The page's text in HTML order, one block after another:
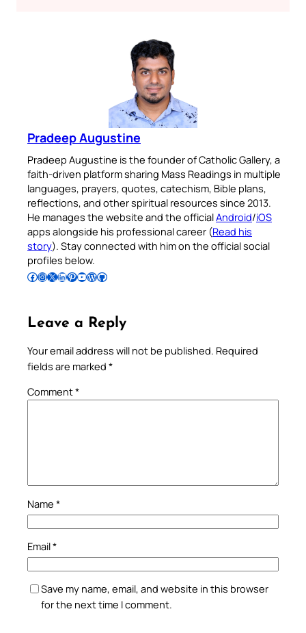
Pradeep Augustine
Pradeep Augustine is the founder of Catholic Gallery, a
faith-driven platform sharing Mass Readings in multiple
languages, prayers, quotes, catechism, Bible plans,
reflections, and other spiritual resources since 2013.
He manages the website and the officialAndroid/iOS
apps alongside his professional career (Read his
story). Stay connected with him on the official social
profiles below.
Follow Pradeep on Facebook Follow Pradeep on InstagramFollow Pradeep on X Follow Pradeep on LinkedIn Follow Pradeep on Pinterest Subscribe to Pradeep’s Youtube Channel Follow Pradeep on WordPress Follow Pradeep on GitHub
Leave a Reply
Your email address will not be published. Required
fields are marked *
Comment*
Name *
Email*
Save my name, email, and website in this browser
for the next time I comment.